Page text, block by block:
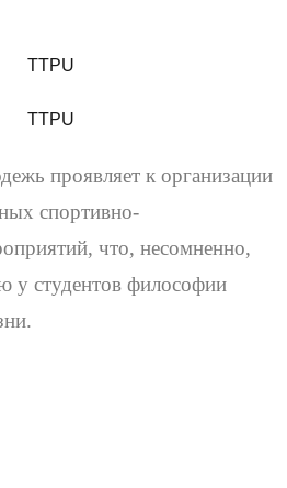
проявляет к организации
спортивно-
что, несомненно,
у студентов философии